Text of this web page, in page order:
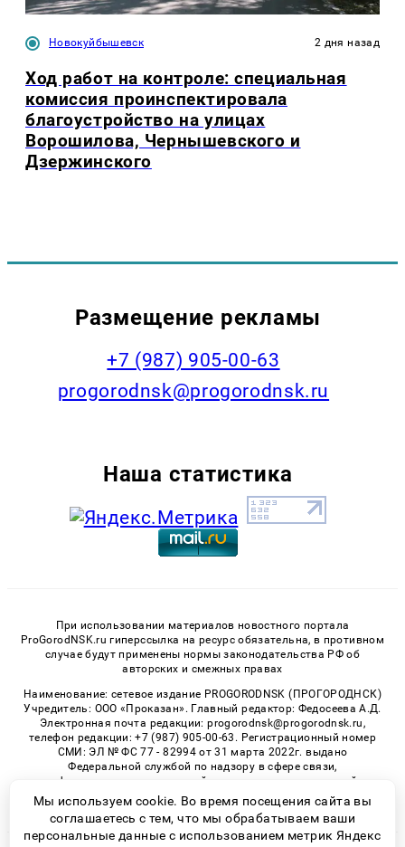
Новокуйбышевск 2 дня назад
Ход работ на контроле: специальная
комиссия проинспектировала
благоустройство на улицах
Ворошилова, Чернышевского и
Дзержинского
Размещение рекламы
+7 (987) 905-00-63
progorodnsk@progorodnsk.ru
Наша статистика
При использовании материалов новостного портала
ProGorodNSK.ru гиперссылка на ресурс обязательна, в противном
случае будут применены нормы законодательства РФ об
авторских и смежных правах
Наименование: сетевое издание PROGORODNSK (ПРОГОРОДНСК)
Учредитель: ООО «Проказан». Главный редактор: Федосеева А.Д.
Электронная почта редакции: progorodnsk@progorodnsk.ru,
телефон редакции: +7 (987) 905-00-63. Регистрационный номер
СМИ: ЭЛ № ФС 77 - 82994 от 31 марта 2022г. выдано
Федеральной службой по надзору в сфере связи,
информационных технологий и массовых коммуникаций.
Возрастная категория сайта 16+.
Мы используем cookie. Во время посещения сайта вы
соглашаетесь с тем, что мы обрабатываем ваши
персональные данные с использованием метрик Яндекс